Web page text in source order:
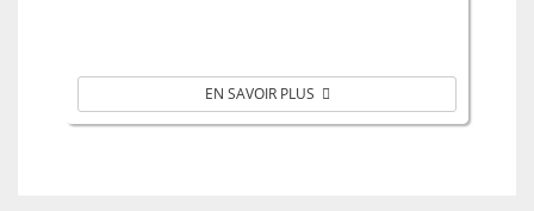
EN SAVOIR PLUS